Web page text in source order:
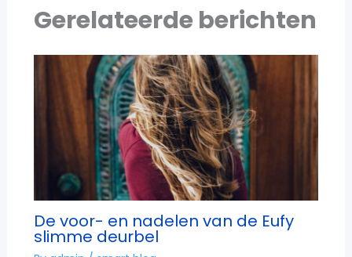
Gerelateerde berichten
De voor- en nadelen van de Eufy
slimme deurbel